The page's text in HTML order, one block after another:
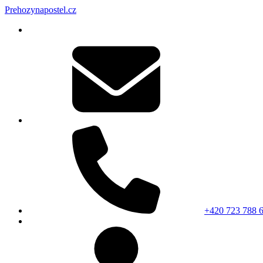
Prehozynapostel.cz
+420 723 788